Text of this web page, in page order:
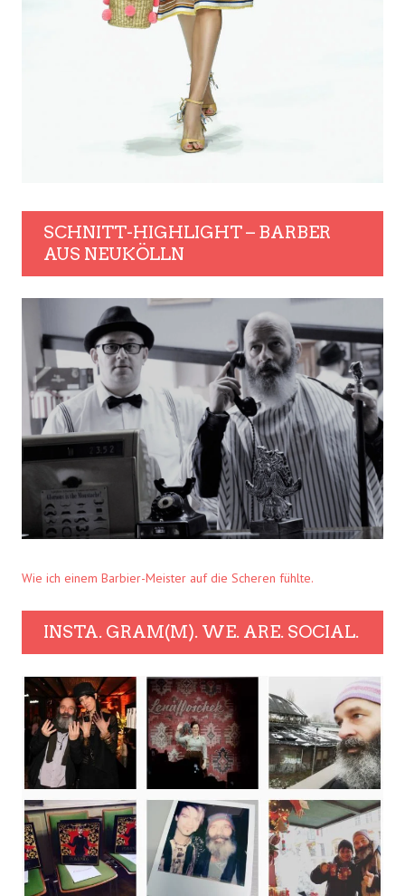
SCHNITT-HIGHLIGHT – BARBER
AUS NEUKÖLLN
Wie ich einem Barbier-Meister auf die Scheren fühlte.
INSTA. GRAM(M). WE. ARE. SOCIAL.